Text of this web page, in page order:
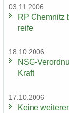
03.11.2006
RP Chem­nitz
rei­fe
18.10.2006
NSG-​
Kraft
17.10.2006
Keine